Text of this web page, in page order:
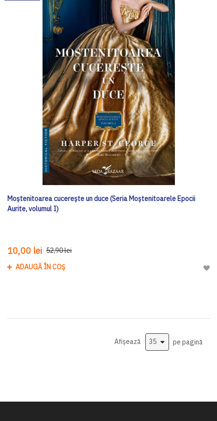
Moștenitoarea cucerește un duce (Seria Moștenitoarele Epocii
Aurite, volumul I)
10,00 lei 52,90 lei
ADAUGĂ ÎN COȘ
Afișează pe pagină